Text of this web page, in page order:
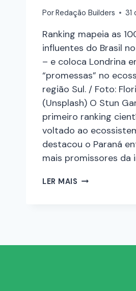
PorRedação Builders 31
Ranking mapeia as
influentes do Brasil
– e coloca Londrina
“promessas” no
região Sul. / Foto:
(Unsplash) O Stun
primeiro ranking
voltado ao
destacou o Paraná
mais promissores da
LER MAIS